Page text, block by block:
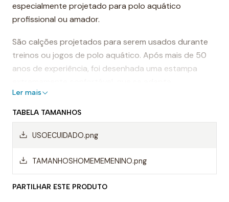
especialmente projetado para polo aquático
profissional ou amador.
São calções projetados para serem usados durante
treinos ou jogos de polo aquático. Após mais de 50
anos de experiência, foi desenhada uma estampa
perfeitamente ao corpo, proporcionando conforto e
sensação de leveza.
Dessa forma, os calções de polo aquático facilitam a
permitindo um movimento mais rápido ao nadar.
Ler mais
TABELA TAMANHOS
USOECUIDADO.png
TAMANHOSHOMEMEMENINO.png
PARTILHAR ESTE PRODUTO